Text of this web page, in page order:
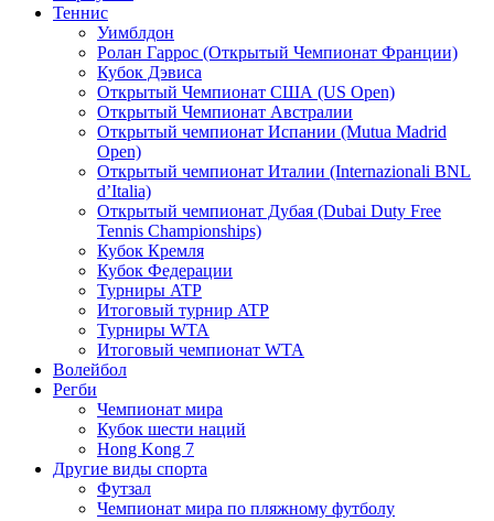
Теннис
Уимблдон
Ролан Гаррос (Открытый Чемпионат Франции)
Кубок Дэвиса
Открытый Чемпионат США (US Open)
Открытый Чемпионат Австралии
Открытый чемпионат Испании (Mutua Madrid
Open)
Открытый чемпионат Италии (Internazionali BNL
d’Italia)
Открытый чемпионат Дубая (Dubai Duty Free
Tennis Championships)
Кубок Кремля
Кубок Федерации
Турниры ATP
Итоговый турнир ATP
Турниры WTA
Итоговый чемпионат WTA
Волейбол
Регби
Чемпионат мира
Кубок шести наций
Hong Kong 7
Другие виды спорта
Футзал
Чемпионат мира по пляжному футболу